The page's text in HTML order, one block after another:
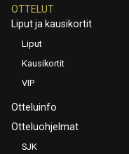
OTTELUT
Liput ja kausikortit
Liput
Kausikortit
VIP
Otteluinfo
Otteluohjelmat
SJK